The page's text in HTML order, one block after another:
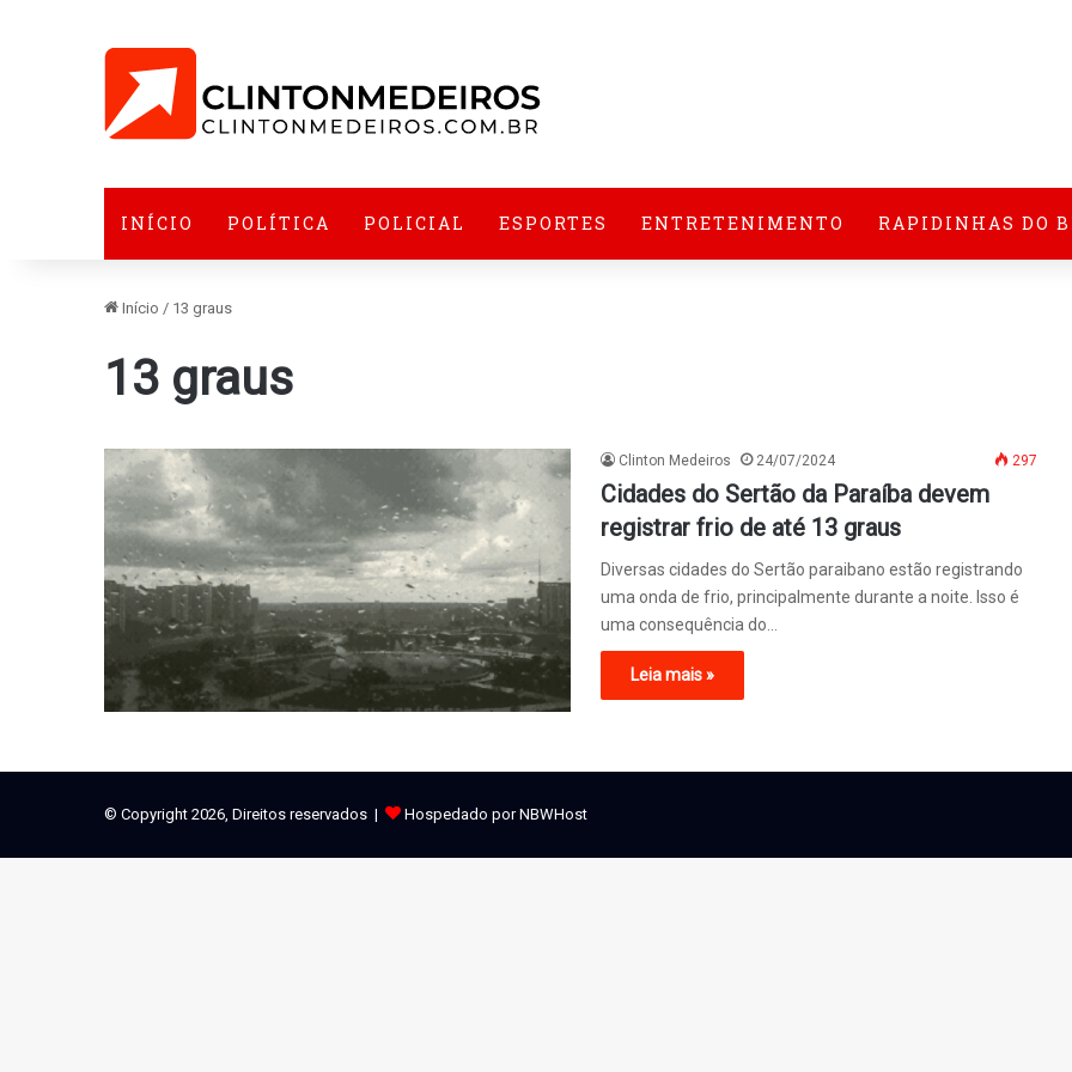
INÍCIO POLÍTICA POLICIAL ESPORTES ENTRETENIMENTO RAPIDINHAS DO
Início / 13 graus
13 graus
Clinton Medeiros 24/07/2024 297
Cidades do Sertão da Paraíba devem
registrar frio de até 13 graus
Diversas cidades do Sertão paraibano estão registrando
uma onda de frio, principalmente durante a noite. Isso é
uma consequência do…
Leia mais »
© Copyright 2026, Direitos reservados | Hospedado por NBWHost